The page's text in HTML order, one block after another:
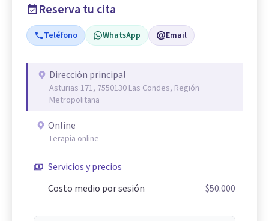
Reserva tu cita
Teléfono WhatsApp Email
Dirección principal
Asturias 171, 7550130 Las Condes, Región
Metropolitana
Online
Terapia online
Servicios y precios
Costo medio por sesión
$50.000